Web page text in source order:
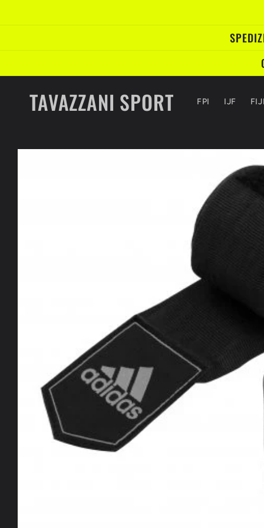
TAVAZZANI SPORT FPI IJF
Passa alle